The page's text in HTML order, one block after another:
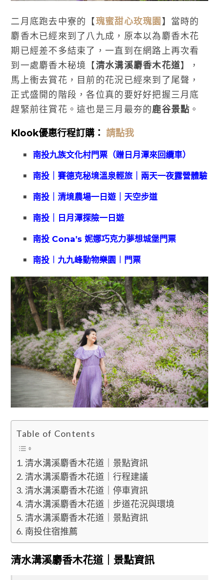
二月底跑去中寮的【瑰蜜甜心玫瑰園 】當時的
麝香木已經來到了八九成，原本以為麝香木花
期已經差不多結束了，一直到在網路上再次看
到一處麝香木秘境【清水溝溪麝香木花道】，
馬上衝去賞花，目前的花況已經來到了尾聲，
正式盛開的階段，各位真的要好好把握三月底
趕緊前往賞花。這也是三月最夯的鹿谷景點 。
Klook優惠行程訂購： 請點我
南投九族文化村門票（贈日月潭來回纜車）
南投｜賽德克秘境溫泉輕旅｜兩天一夜露營體驗
南投｜清境農場一日遊｜天空步道
南投｜日月潭探險一日遊
南投 Cona’s 妮娜巧克力夢想城堡門票
南投︱九九峰動物樂園︱門票
Table of Contents
清水溝溪麝香木花道｜景點資訊
清水溝溪麝香木花道｜行程建議
清水溝溪麝香木花道｜停車資訊
清水溝溪麝香木花道｜步道花況與環境
清水溝溪麝香木花道｜景點資訊
南投住宿推薦
清水溝溪麝香木花道｜景點資訊